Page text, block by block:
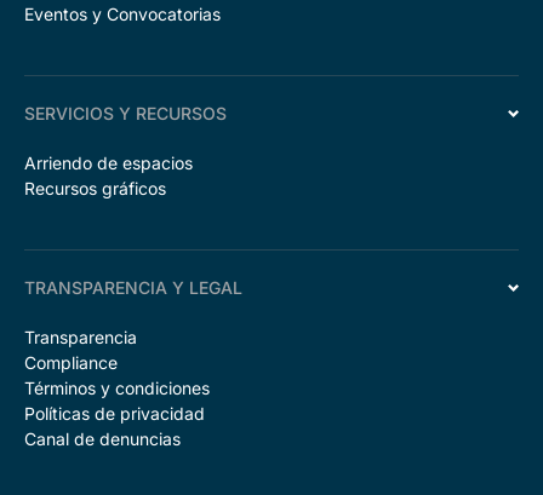
Eventos y Convocatorias
SERVICIOS Y RECURSOS
Arriendo de espacios
Recursos gráficos
TRANSPARENCIA Y LEGAL
Transparencia
Compliance
Términos y condiciones
Políticas de privacidad
Canal de denuncias